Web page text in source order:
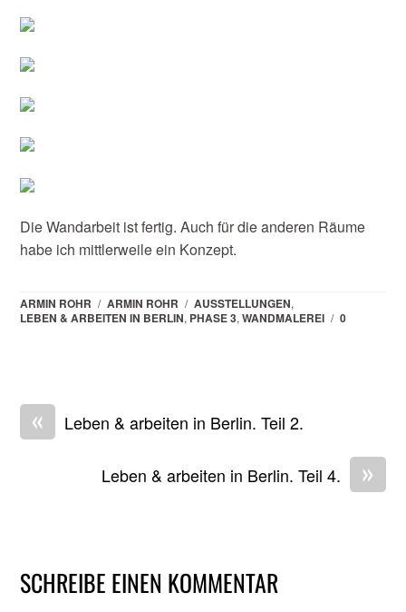
Die Wandarbeit ist fertig. Auch für die anderen Räume
habe ich mittlerweile ein Konzept.
ARMIN ROHR / ARMIN ROHR / AUSSTELLUNGEN,
LEBEN & ARBEITEN IN BERLIN, PHASE 3,WANDMALEREI / 0
« Leben & arbeiten in Berlin. Teil 2.
»
Leben & arbeiten in Berlin. Teil 4.
SCHREIBE EINEN KOMMENTAR